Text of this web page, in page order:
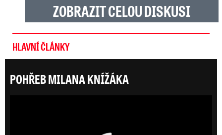
ZOBRAZIT CELOU DISKUSI
HLAVNÍ ČLÁNKY
POHŘEB MILANA KNÍŽÁKA